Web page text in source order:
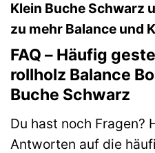
Klein Buche Schwarz
zu mehr Balance und
FAQ – Häufig
rollholz Balance
Buche Schwarz
Du hast noch Fragen?
Antworten auf die